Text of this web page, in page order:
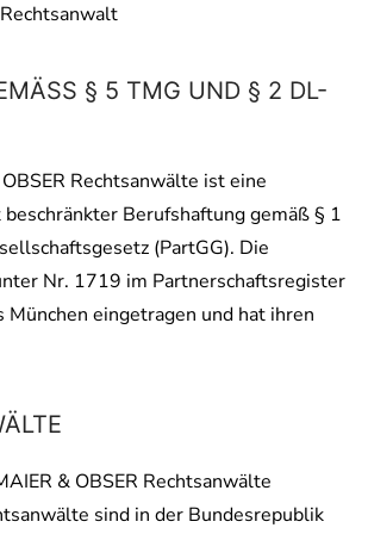
§ 5 TMG UND § 2 DL-I
Rechtsanwälte ist eine
Berufshaftung gemäß § 1
(PartGG). Die
Nr. 1719 im Partnerschaftsregister
eingetragen und hat ihren
& OBSER Rechtsanwälte
sind in der Bundesrepublik